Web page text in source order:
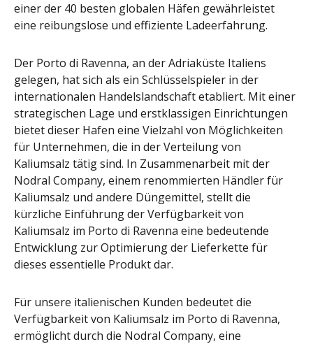
einer der 40 besten globalen Häfen gewährleistet
eine reibungslose und effiziente Ladeerfahrung.
Der Porto di Ravenna, an der Adriaküste Italiens
gelegen, hat sich als ein Schlüsselspieler in der
internationalen Handelslandschaft etabliert. Mit einer
strategischen Lage und erstklassigen Einrichtungen
bietet dieser Hafen eine Vielzahl von Möglichkeiten
für Unternehmen, die in der Verteilung von
Kaliumsalz tätig sind. In Zusammenarbeit mit der
Nodral Company, einem renommierten Händler für
Kaliumsalz und andere Düngemittel, stellt die
kürzliche Einführung der Verfügbarkeit von
Kaliumsalz im Porto di Ravenna eine bedeutende
Entwicklung zur Optimierung der Lieferkette für
dieses essentielle Produkt dar.
Für unsere italienischen Kunden bedeutet die
Verfügbarkeit von Kaliumsalz im Porto di Ravenna,
ermöglicht durch die Nodral Company, eine